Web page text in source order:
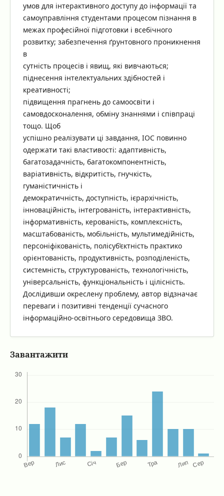
умов для інтерактивного доступу до інформації та
самоуправління студентами процесом пізнання в
межах професійної підготовки і всебічного
розвитку; забезпечення ґрунтовного проникнення
в
сутність процесів і явищ, які вивчаються;
піднесення інтелектуальних здібностей і
креативності;
підвищення прагнень до самоосвіти і
самовдосконалення, обміну знаннями і співпраці
тощо. Щоб
успішно реалізувати ці завдання, ІОС повинно
одержати такі властивості: адаптивність,
багатозадачність, багатокомпонентність,
варіативність, відкритість, гнучкість,
гуманістичність і
демократичність, доступність, ієрархічність,
інноваційність, інтегрованість, інтерактивність,
інформативність, керованість, комплексність,
масштабованість, мобільність, мультимедійність,
персоніфікованість, полісуб’єктність практико
орієнтованість, продуктивність, розподіленість,
системність, структурованість, технологічність,
універсальність, функціональність і цілісність.
Дослідивши окреслену проблему, автор відзначає
переваги і позитивні тенденції сучасного
інформаційно-освітнього середовища ЗВО.
Завантажити